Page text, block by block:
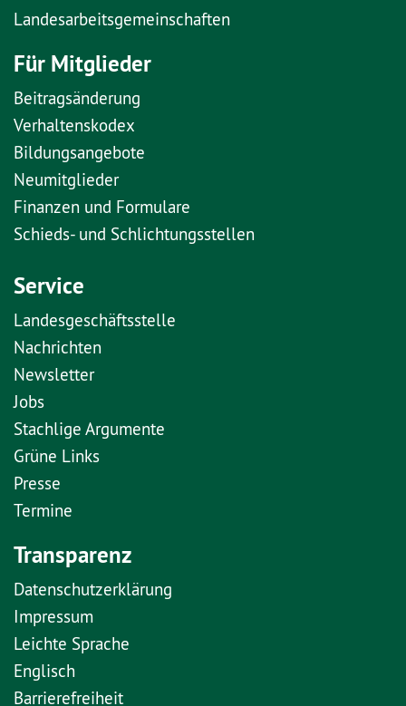
Landesarbeitsgemeinschaften
Für Mitglieder
Beitragsänderung
Verhaltenskodex
Bildungsangebote
Neumitglieder
Finanzen und Formulare
Schieds- und Schlichtungsstellen
Service
Landesgeschäftsstelle
Nachrichten
Newsletter
Jobs
Stachlige Argumente
Grüne Links
Presse
Termine
Transparenz
Datenschutzerklärung
Impressum
Leichte Sprache
Englisch
Barrierefreiheit